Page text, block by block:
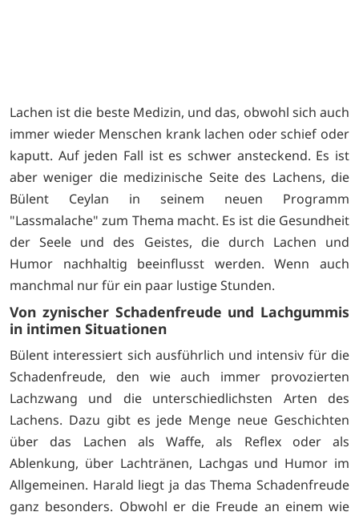
Lachen ist die beste Medizin, und das, obwohl sich auch
immer wieder Menschen krank lachen oder schief oder
kaputt. Auf jeden Fall ist es schwer ansteckend. Es ist
aber weniger die medizinische Seite des Lachens, die
Bülent Ceylan in seinem neuen Programm
"Lassmalache" zum Thema macht. Es ist die Gesundheit
der Seele und des Geistes, die durch Lachen und
Humor nachhaltig beeinflusst werden. Wenn auch
manchmal nur für ein paar lustige Stunden.
Von zynischer Schadenfreude und Lachgummis
in intimen Situationen
Bülent interessiert sich ausführlich und intensiv für die
Schadenfreude, den wie auch immer provozierten
Lachzwang und die unterschiedlichsten Arten des
Lachens. Dazu gibt es jede Menge neue Geschichten
über das Lachen als Waffe, als Reflex oder als
Ablenkung, über Lachtränen, Lachgas und Humor im
Allgemeinen. Harald liegt ja das Thema Schadenfreude
ganz besonders. Obwohl er die Freude an einem wie